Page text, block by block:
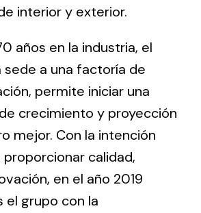
in lighting and electrical
project and need
ventiladores y equipos de
interior y exterior.
años en la industria, el
sede a una factoría de
permite iniciar una
crecimiento y proyección
mejor. Con la intención
calidad,
en el año 2019
el grupo con la